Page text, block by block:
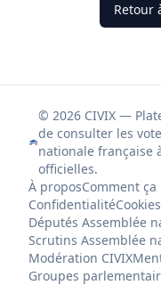
Retour
© 2026 CIVIX —
de consulter les
nationale française
officielles.
À proposComment ça
ConfidentialitéCookies
Députés Assemblée
Scrutins Assemblée
Modération CIVIX
Groupes